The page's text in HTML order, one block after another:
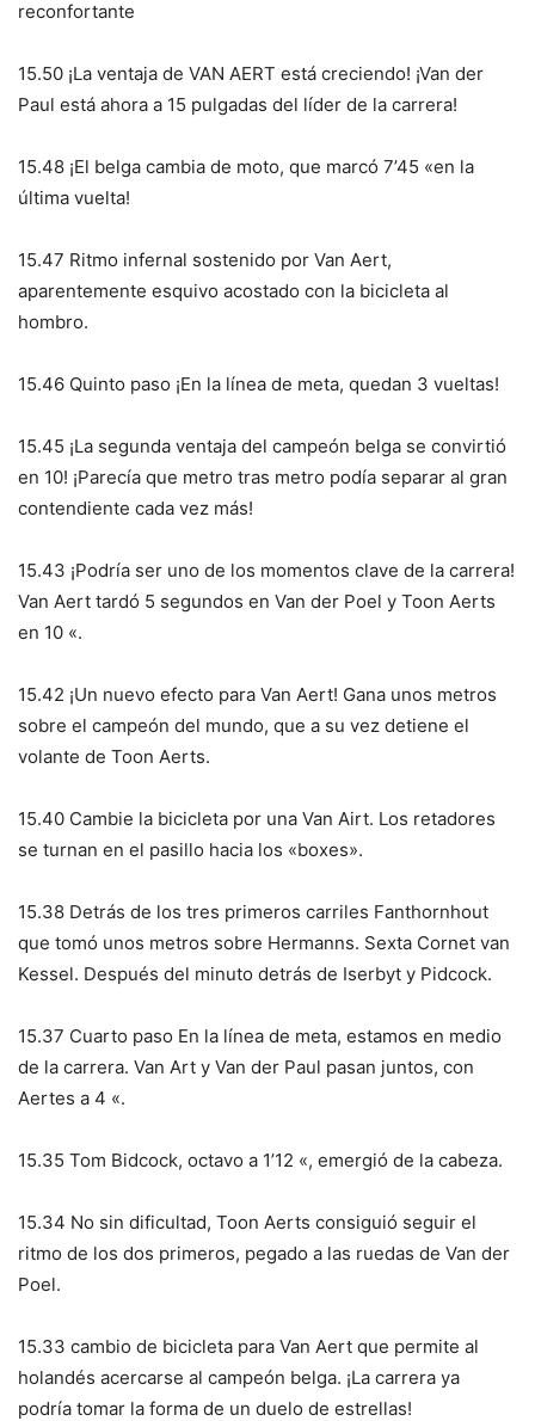
reconfortante
15.50 ¡La ventaja de VAN AERT está creciendo! ¡Van der
Paul está ahora a 15 pulgadas del líder de la carrera!
15.48 ¡El belga cambia de moto, que marcó 7’45 «en la
última vuelta!
15.47 Ritmo infernal sostenido por Van Aert,
aparentemente esquivo acostado con la bicicleta al
hombro.
15.46 Quinto paso ¡En la línea de meta, quedan 3 vueltas!
15.45 ¡La segunda ventaja del campeón belga se convirtió
en 10! ¡Parecía que metro tras metro podía separar al gran
contendiente cada vez más!
15.43 ¡Podría ser uno de los momentos clave de la carrera!
Van Aert tardó 5 segundos en Van der Poel y Toon Aerts
en 10 «.
15.42 ¡Un nuevo efecto para Van Aert! Gana unos metros
sobre el campeón del mundo, que a su vez detiene el
volante de Toon Aerts.
15.40 Cambie la bicicleta por una Van Airt. Los retadores
se turnan en el pasillo hacia los «boxes».
15.38 Detrás de los tres primeros carriles Fanthornhout
que tomó unos metros sobre Hermanns. Sexta Cornet van
Kessel. Después del minuto detrás de Iserbyt y Pidcock.
15.37 Cuarto paso En la línea de meta, estamos en medio
de la carrera. Van Art y Van der Paul pasan juntos, con
Aertes a 4 «.
15.35 Tom Bidcock, octavo a 1’12 «, emergió de la cabeza.
15.34 No sin dificultad, Toon Aerts consiguió seguir el
ritmo de los dos primeros, pegado a las ruedas de Van der
Poel.
15.33 cambio de bicicleta para Van Aert que permite al
holandés acercarse al campeón belga. ¡La carrera ya
podría tomar la forma de un duelo de estrellas!